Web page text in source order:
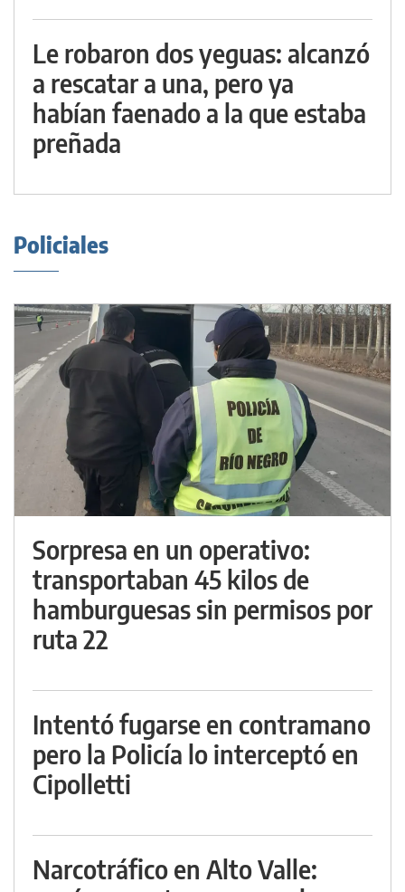
Le robaron dos yeguas: alcanzó
a rescatar a una, pero ya
habían faenado a la que estaba
preñada
Policiales
Sorpresa en un operativo:
transportaban 45 kilos de
hamburguesas sin permisos por
ruta 22
Intentó fugarse en contramano
pero la Policía lo interceptó en
Cipolletti
Narcotráfico en Alto Valle: